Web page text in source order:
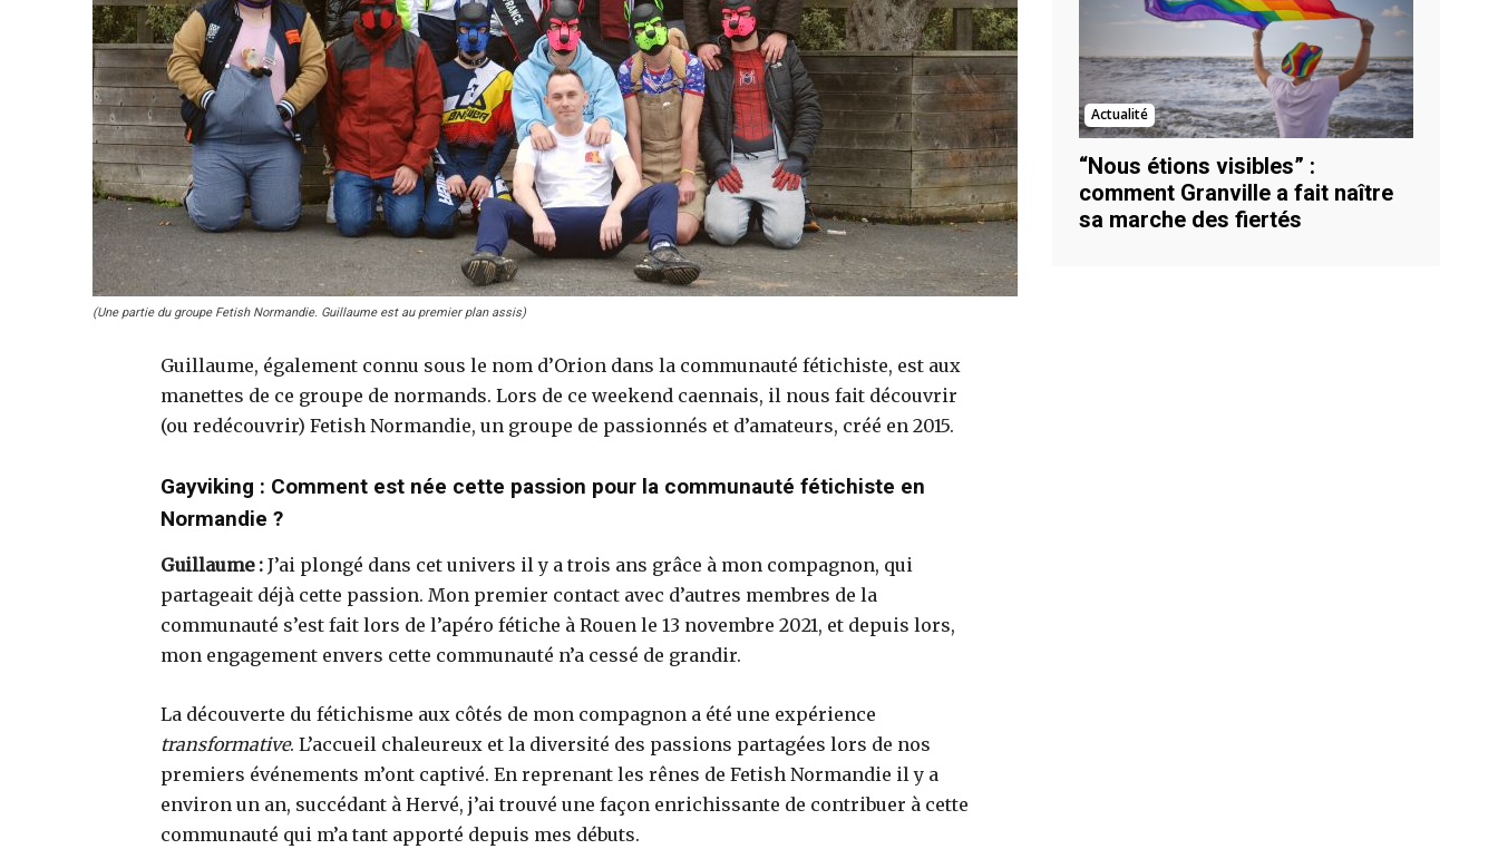
(Une partie du groupe Fetish Normandie. Guillaume est au premier plan assis)
Guillaume, également connu sous le nom d’Orion dans la communauté fétichiste, est aux
manettes de ce groupe de normands. Lors de ce weekend caennais, il nous fait découvrir
(ou redécouvrir) Fetish Normandie, un groupe de passionnés et d’amateurs, créé en 2015.
Gayviking : Comment est née cette passion pour la communauté fétichiste en
Normandie ?
Guillaume :J’ai plongé dans cet univers il y a trois ans grâce à mon compagnon, qui
partageait déjà cette passion. Mon premier contact avec d’autres membres de la
communauté s’est fait lors de l’apéro fétiche à Rouen le 13 novembre 2021, et depuis lors,
mon engagement envers cette communauté n’a cessé de grandir.
La découverte du fétichisme aux côtés de mon compagnon a été une expérience
transformative. L’accueil chaleureux et la diversité des passions partagées lors de nos
premiers événements m’ont captivé. En reprenant les rênes de Fetish Normandie il y a
environ un an, succédant à Hervé, j’ai trouvé une façon enrichissante de contribuer à cette
communauté qui m’a tant apporté depuis mes débuts.
Actualité
“Nous étions visibles” :
comment Granville a fait naître
sa marche des fiertés